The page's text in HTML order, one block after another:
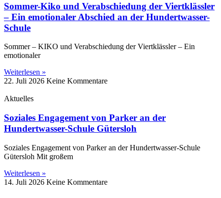
Sommer-Kiko und Verabschiedung der Viertklässler
– Ein emotionaler Abschied an der Hundertwasser-
Schule
Sommer – KIKO und Verabschiedung der Viertklässler – Ein
emotionaler
Weiterlesen »
22. Juli 2026 Keine Kommentare
Aktuelles
Soziales Engagement von Parker an der
Hundertwasser-Schule Gütersloh
Soziales Engagement von Parker an der Hundertwasser-Schule
Gütersloh Mit großem
Weiterlesen »
14. Juli 2026 Keine Kommentare